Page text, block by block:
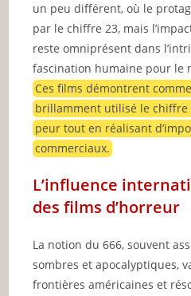
un peu différent, où le
par le chiffre 23, mais
reste omniprésent dans
fascination humaine pour le
Ces films démontrent
brillamment utilisé le chiffre
peur tout en réalisant
commerciaux.
L’influence
des films d’horreur
La notion du 666, souvent
sombres et apocalyptiques,
frontières américaines et